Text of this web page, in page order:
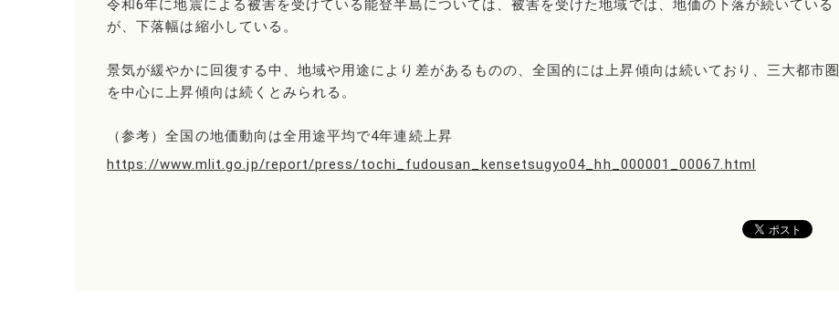
令和6年に地震による被害を受けている能登半島については、被害を受けた地域では、地価の下落が続いている
が、下落幅は縮小している。
景気が緩やかに回復する中、地域や用途により差があるものの、全国的には上昇傾向は続いており、三大都市圏
を中心に上昇傾向は続くとみられる。
（参考）全国の地価動向は全用途平均で4年連続上昇
https://www.mlit.go.jp/report/press/tochi_fudousan_kensetsugyo04_hh_000001_00067.html